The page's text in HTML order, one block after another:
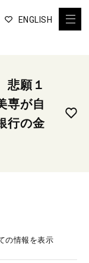
ENGLISH
願１
専が自
行の金
の情報を表示